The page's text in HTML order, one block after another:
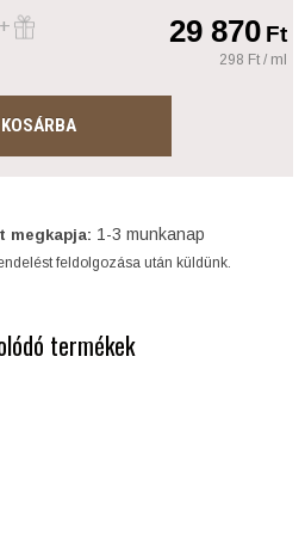
29 870Ft
298 Ft / ml
KOSÁRBA
megkapja: 1-3 munkanap
feldolgozása után küldünk.
termékek